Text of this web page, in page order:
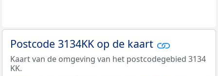
Postcode 3134KK op de kaart
Kaart van de omgeving van het postcodegebied 3134
KK.